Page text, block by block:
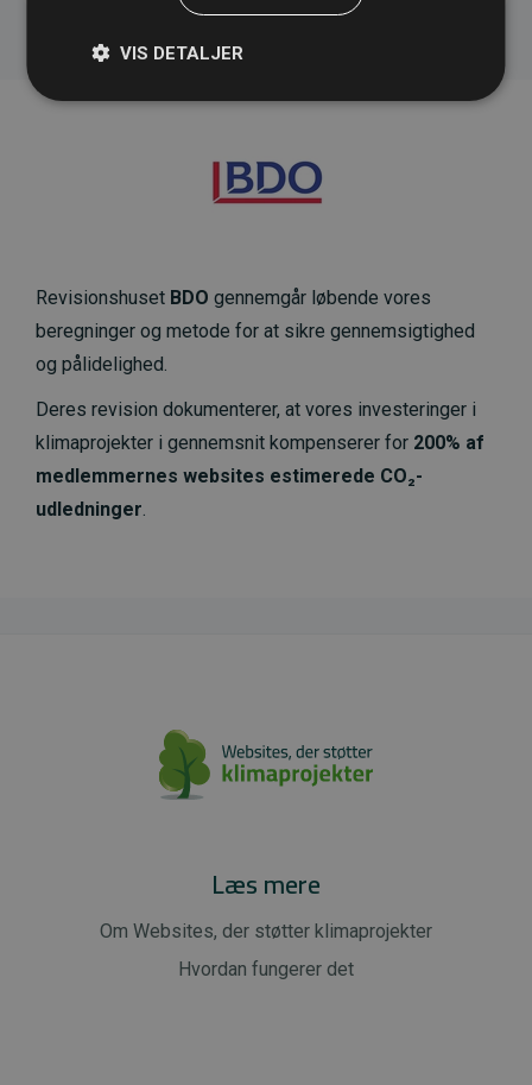
Revisionshuset BDO gennemgår løbende vores
beregninger og metode for at sikre gennemsigtighed
og pålidelighed.
Deres revision dokumenterer, at vores investeringer i
klimaprojekter i gennemsnit kompenserer for 200% af
medlemmernes websites estimerede CO₂-
udledninger.
Læs mere
Om Websites, der støtter klimaprojekter
Hvordan fungerer det
VIS DETALJER